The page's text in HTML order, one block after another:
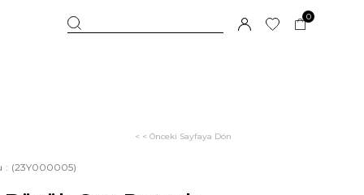
0
< < Önceki Sayfaya Dön
(23Y000005)